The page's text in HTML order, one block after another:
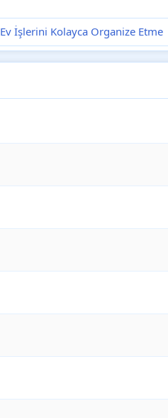
Ev İşlerini Kolayca Organize Etme